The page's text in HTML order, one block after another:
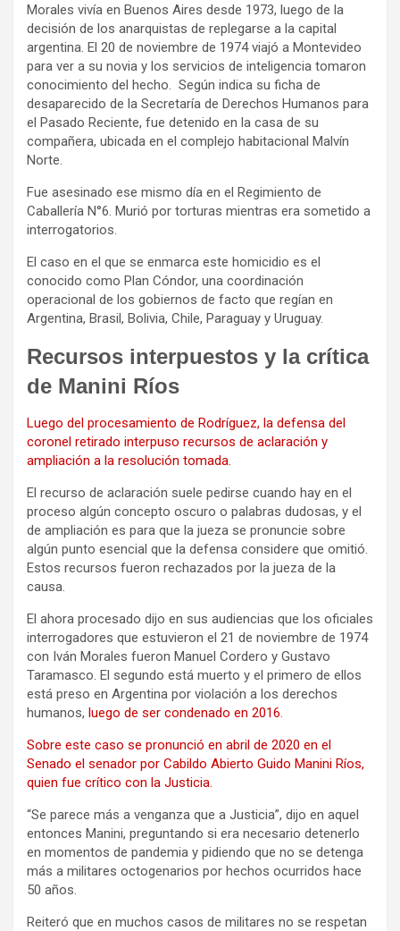
Morales vivía en Buenos Aires desde 1973, luego de la
decisión de los anarquistas de replegarse a la capital
argentina. El 20 de noviembre de 1974 viajó a Montevideo
para ver a su novia y los servicios de inteligencia tomaron
conocimiento del hecho. Según indica su ficha de
desaparecido de la Secretaría de Derechos Humanos para
el Pasado Reciente, fue detenido en la casa de su
compañera, ubicada en el complejo habitacional Malvín
Norte.
Fue asesinado ese mismo día en el Regimiento de
Caballería N°6. Murió por torturas mientras era sometido a
interrogatorios.
El caso en el que se enmarca este homicidio es el
conocido como Plan Cóndor, una coordinación
operacional de los gobiernos de facto que regían en
Argentina, Brasil, Bolivia, Chile, Paraguay y Uruguay.
Recursos interpuestos y la crítica
de Manini Ríos
Luego del procesamiento de Rodríguez, la defensa del
coronel retirado interpuso recursos de aclaración y
ampliación a la resolución tomada.
El recurso de aclaración suele pedirse cuando hay en el
proceso algún concepto oscuro o palabras dudosas, y el
de ampliación es para que la jueza se pronuncie sobre
algún punto esencial que la defensa considere que omitió.
Estos recursos fueron rechazados por la jueza de la
causa.
El ahora procesado dijo en sus audiencias que los oficiales
interrogadores que estuvieron el 21 de noviembre de 1974
con Iván Morales fueron Manuel Cordero y Gustavo
Taramasco. El segundo está muerto y el primero de ellos
está preso en Argentina por violación a los derechos
humanos, luego de ser condenado en 2016.
Sobre este caso se pronunció en abril de 2020 en el
Senado el senador por Cabildo Abierto Guido Manini Ríos,
quien fue crítico con la Justicia.
“Se parece más a venganza que a Justicia”, dijo en aquel
entonces Manini, preguntando si era necesario detenerlo
en momentos de pandemia y pidiendo que no se detenga
más a militares octogenarios por hechos ocurridos hace
50 años.
Reiteró que en muchos casos de militares no se respetan